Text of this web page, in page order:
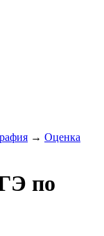
→ Оценка
по